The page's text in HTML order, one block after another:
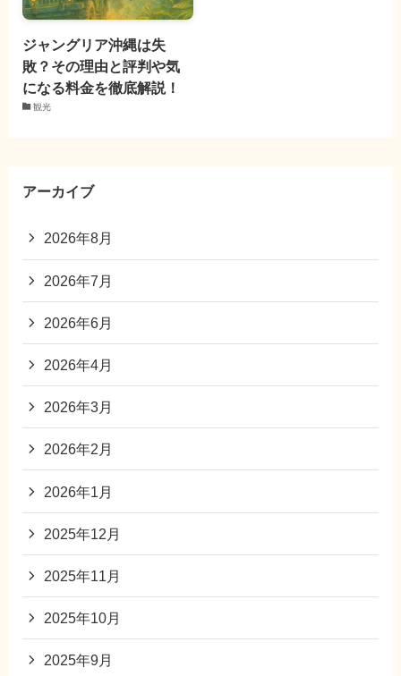
ジャングリア沖縄は失
敗？その理由と評判や気
になる料金を徹底解説！
観光
アーカイブ
2026年8月
2026年7月
2026年6月
2026年4月
2026年3月
2026年2月
2026年1月
2025年12月
2025年11月
2025年10月
2025年9月